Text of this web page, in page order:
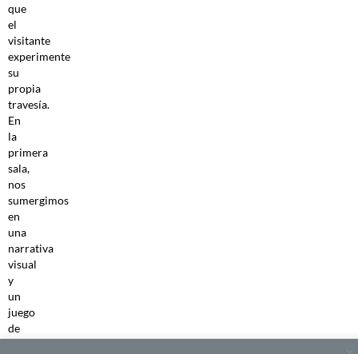
que
el
visitante
experimente
su
propia
travesía.
En
la
primera
sala,
nos
sumergimos
en
una
narrativa
visual
y
un
juego
de